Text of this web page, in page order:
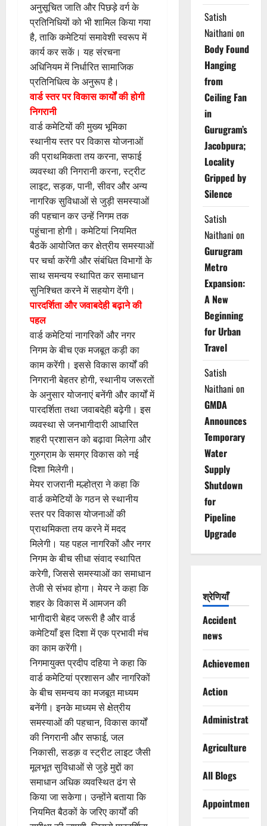
अनुसूचित जाति और पिछड़े वर्ग के
प्रतिनिधियों को भी शामिल किया गया
है, ताकि कमेटियां समावेशी स्वरूप में
कार्य कर सकें। यह संरचना
अधिनियम में निर्धारित सामाजिक
प्रतिनिधित्व के अनुरूप है।
वार्ड स्तर पर विकास कार्यों की होगी
निगरानी
वार्ड कमेटियों की मुख्य भूमिका
स्थानीय स्तर पर विकास योजनाओं
की प्राथमिकता तय करना, सफाई
व्यवस्था की निगरानी करना, स्ट्रीट
लाइट, सड़क, पानी, सीवर और अन्य
नागरिक सुविधाओं से जुड़ी समस्याओं
की पहचान कर उन्हें निगम तक
पहुंचाना होगी। कमेटियां नियमित
बैठकें आयोजित कर क्षेत्रीय समस्याओं
पर चर्चा करेंगी और संबंधित विभागों के
साथ समन्वय स्थापित कर समाधान
सुनिश्चित करने में सहयोग देंगी।
पारदर्शिता और जवाबदेही बढ़ाने की
पहल
वार्ड कमेटियां नागरिकों और नगर
निगम के बीच एक मजबूत कड़ी का
काम करेंगी। इससे विकास कार्यों की
निगरानी बेहतर होगी, स्थानीय जरूरतों
के अनुसार योजनाएं बनेंगी और कार्यों में
पारदर्शिता तथा जवाबदेही बढ़ेगी। इस
व्यवस्था से जनभागीदारी आधारित
शहरी प्रशासन को बढ़ावा मिलेगा और
गुरुग्राम के समग्र विकास को नई
दिशा मिलेगी।
मेयर राजरानी मल्होत्रा ने कहा कि
वार्ड कमेटियों के गठन से स्थानीय
स्तर पर विकास योजनाओं की
प्राथमिकता तय करने में मदद
मिलेगी। यह पहल नागरिकों और नगर
निगम के बीच सीधा संवाद स्थापित
करेगी, जिससे समस्याओं का समाधान
तेजी से संभव होगा। मेयर ने कहा कि
शहर के विकास में आमजन की
भागीदारी बेहद जरूरी है और वार्ड
कमेटियाँ इस दिशा में एक प्रभावी मंच
का काम करेंगी।
निगमायुक्त प्रदीप दहिया ने कहा कि
वार्ड कमेटियां प्रशासन और नागरिकों
के बीच समन्वय का मजबूत माध्यम
बनेंगी। इनके माध्यम से क्षेत्रीय
समस्याओं की पहचान, विकास कार्यों
की निगरानी और सफाई, जल
निकासी, सडक़ व स्ट्रीट लाइट जैसी
मूलभूत सुविधाओं से जुड़े मुद्दों का
समाधान अधिक व्यवस्थित ढंग से
किया जा सकेगा। उन्होंने बताया कि
नियमित बैठकों के जरिए कार्यों की
Satish
Naithani on
Body Found
Hanging
from
Ceiling Fan
in
Gurugram’s
Jacobpura;
Locality
Gripped by
Silence
Satish
Naithani on
Gurugram
Metro
Expansion:
A New
Beginning
for Urban
Travel
Satish
Naithani on
GMDA
Announces
Temporary
Water
Supply
Shutdown
for
Pipeline
Upgrade
श्रेणियाँ
Accident
news
Achievements
Action
Administration
Agriculture
All Blogs
Appointments